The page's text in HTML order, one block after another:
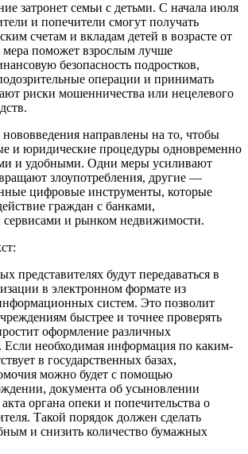
затронет семьи с детьми. С начала июля
и попечители смогут получать
счетам и вкладам детей в возрасте от
мера поможет взрослым лучше
безопасность подростков,
операции и принимать
риски мошенничества или нецелевого
направлены на то, чтобы
и юридические процедуры одновременно
и удобными. Одни меры усиливают
злоупотребления, другие —
цифровые инструменты, которые
граждан с банками,
сервисами и рынком недвижимости.
представителях будут передаваться в
в электронном формате из
систем. Это позволит
быстрее и точнее проверять
оформление различных
Если необходимая информация по каким-
в государственных базах,
можно будет с помощью
документа об усыновлении
органа опеки и попечительства о
Такой порядок должен сделать
и снизить количество бумажных